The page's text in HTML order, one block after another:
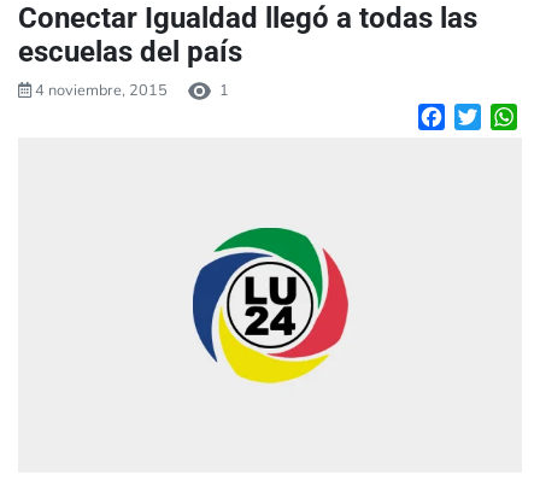
Conectar Igualdad llegó a todas las
escuelas del país
4 noviembre, 2015 1
Facebook